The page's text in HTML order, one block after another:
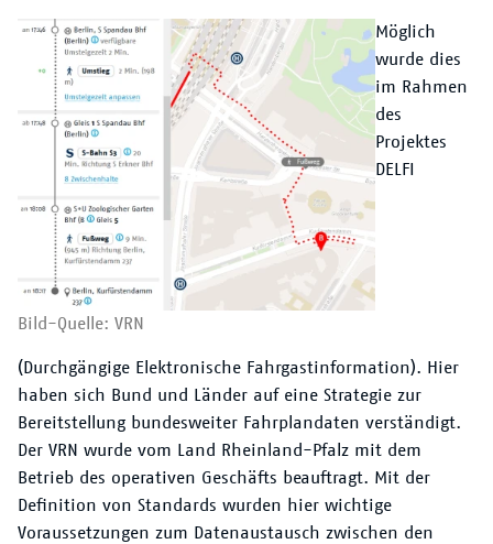
Bild-Quelle: VRN
Text
Möglich
wurde dies
im Rahmen
des
Projektes
DELFI
(Durchgängige Elektronische Fahrgastinformation). Hier
haben sich Bund und Länder auf eine Strategie zur
Bereitstellung bundesweiter Fahrplandaten verständigt.
Der VRN wurde vom Land Rheinland-Pfalz mit dem
Betrieb des operativen Geschäfts beauftragt. Mit der
Definition von Standards wurden hier wichtige
Voraussetzungen zum Datenaustausch zwischen den